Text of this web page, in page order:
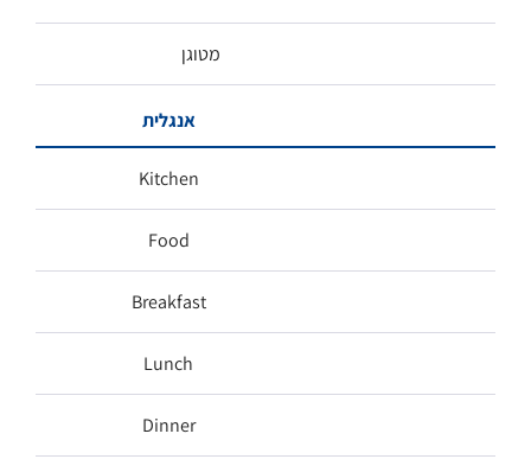
מטוגן
אנגלית
Kitchen
Food
Breakfast
Lunch
Dinner